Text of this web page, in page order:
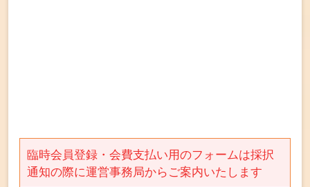
臨時会員登録・会費支払い用のフォームは採択
通知の際に運営事務局からご案内いたします